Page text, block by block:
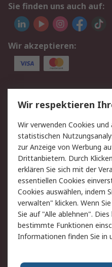
Sie finden uns auch auf:
Wir akzeptieren:
Service
Value Added Services
Rücksendungen
Hilfe
Rechtliches
AGB
Cookie-Richtlinie
Copyright/Impressum
Wir respektieren
Wir verwenden Cookies
statistischen
zur Anzeige von Werbung
Drittanbietern. Durch
erklären Sie sich mit der
essentiellen Cookies
Cookies auswählen, indem
verwalten" klicken. Wenn
Sie auf "Alle ablehnen".
bestimmte Funktionen
Informationen finden Sie in